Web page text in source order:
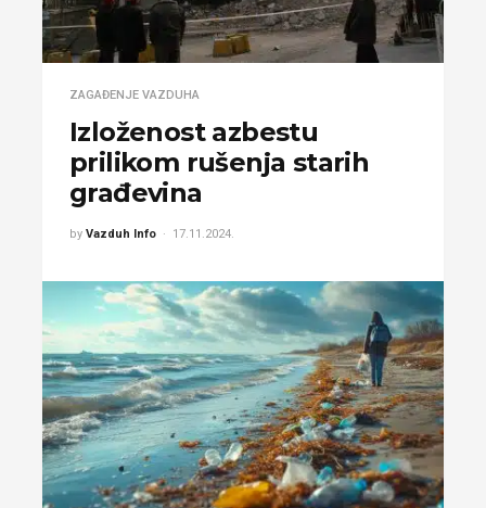
ZAGAĐENJE VAZDUHA
Izloženost azbestu
prilikom rušenja starih
građevina
by Vazduh Info 17.11.2024.